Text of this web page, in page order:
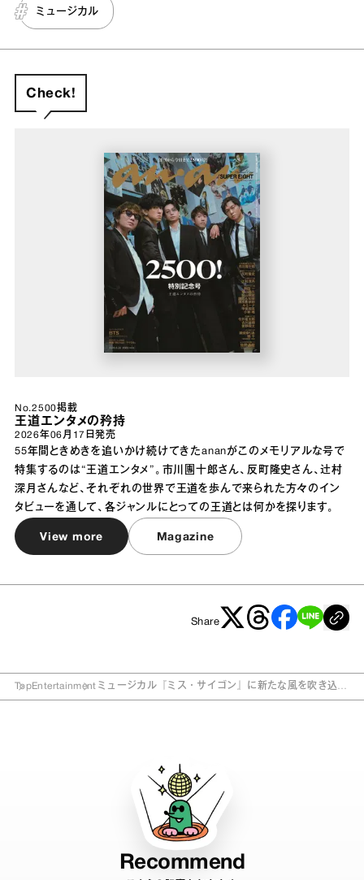
ミュージカル
Check!
No.2500掲載
王道エンタメの矜持
2026年06月17日 発売
55年間ときめきを追いかけ続けてきたananがこのメモリアルな号で
特集するのは“王道エンタメ”。市川團十郎さん、反町隆史さん、辻村
深月さんなど、それぞれの世界で王道を歩んで来られた方々のイン
タビューを通して、各ジャンルにとっての王道とは何かを探ります。
View more Magazine
Share
TopEntertainment ミュージカル『ミス・サイゴン』に新たな風を吹き込
Recommend